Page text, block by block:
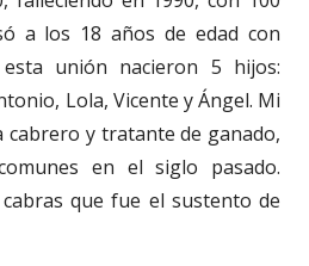
a los 18 años de edad con
unión nacieron 5 hijos:
Lola, Vicente y Ángel. Mi
y tratante de ganado,
en el siglo pasado.
que fue el sustento de